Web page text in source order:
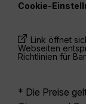
Cookie-
Link öffnet
Webseiten
Richtlinien für
* Die Preise